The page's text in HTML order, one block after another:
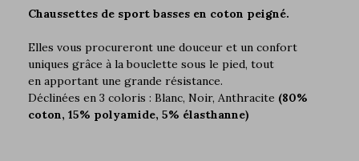
Chaussettes de sport basses en coton peigné.
Elles vous procureront une douceur et un confort
uniques grâce à la bouclette sous le pied, tout
en apportant une grande résistance.
Déclinées en 3 coloris : Blanc, Noir, Anthracite (80%
coton, 15% polyamide, 5% élasthanne)